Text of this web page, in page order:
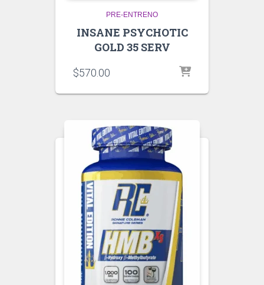
PRE-ENTRENO
INSANE PSYCHOTIC
GOLD 35 SERV
$570.00